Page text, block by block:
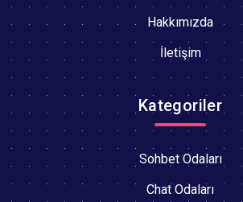
Hakkımızda
İletişim
Kategoriler
Sohbet Odaları
Chat Odaları